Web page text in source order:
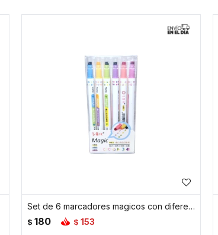
Set de 6 marcadores magicos con diferentes diseños
$ 180 $ 153